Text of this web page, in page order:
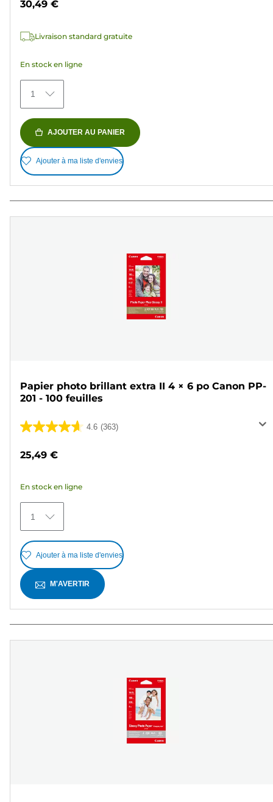
5
150
30,49 €
Livraison standard gratuite
En stock en ligne
1
AJOUTER AU PANIER
Ajouter à ma liste d'envies
Papier photo brillant extra II 4 × 6 po Canon PP-
201 - 100 feuilles
4.6 (363)
4.6
5
363
avis
25,49 €
En stock en ligne
1
Ajouter à ma liste d'envies
M'AVERTIR